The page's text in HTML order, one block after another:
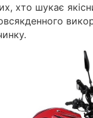
хто шукає